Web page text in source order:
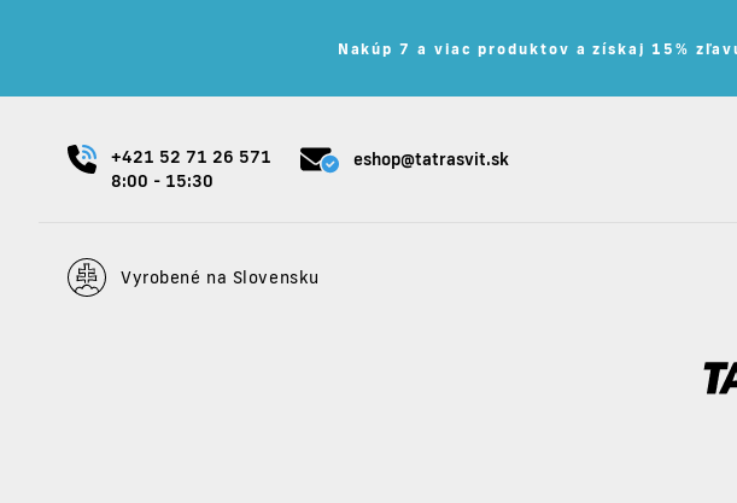
Nakúp 7 a viac produktov a získaj 15%
+421 52 71 26 571
8:00 - 15:30
eshop@tatrasvit.sk
Vyrobené na Slovensku